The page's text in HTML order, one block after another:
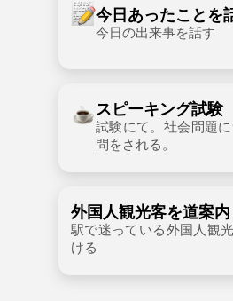
今日あったことを
今日の出来事を話す
スピーキング試験
試験にて。社会問題
問をされる。
外国人観光客を道案内
駅で迷っている外国人観
ける